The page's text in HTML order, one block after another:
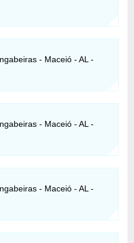
- Maceió - AL -
- Maceió - AL -
- Maceió - AL -